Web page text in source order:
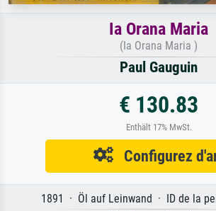
Ia Orana Maria
(Ia Orana Maria )
Paul Gauguin
€ 130.83
Enthält 17% MwSt.
Configurez
1891 · Öl auf Leinwand · ID de la